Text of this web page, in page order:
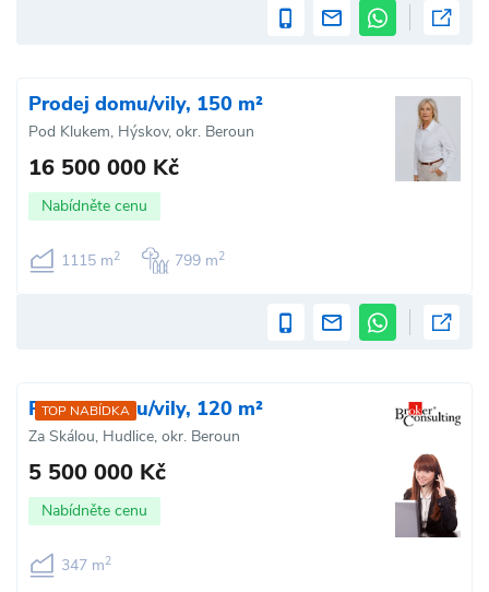
Prodej domu/vily, 150 m²
Pod Klukem, Hýskov, okr. Beroun
16 500 000 Kč
Nabídněte cenu
1115 m2 799 m2
TOP NABÍDKA
Prodej domu/vily, 120 m²
Za Skálou, Hudlice, okr. Beroun
5 500 000 Kč
Nabídněte cenu
347 m2